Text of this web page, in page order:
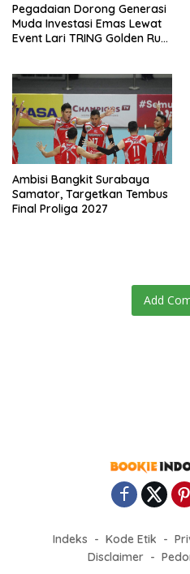
Pegadaian Dorong Generasi
Muda Investasi Emas Lewat
Event Lari TRING Golden Run
Ambisi Bangkit Surabaya
Samator, Targetkan Tembus
Final Proliga 2027
Add
Indeks Kode Etik
Disclaimer